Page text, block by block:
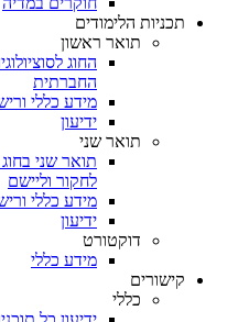
תכניות הלימודים
תואר ראשון
החוג
החברתית
מידע כללי
ידיעון
תואר שני
תואר שני בחוג
לחקור וליישם
מידע כללי
ידיעון
דוקטורט
מידע כללי
קישורים
כללי